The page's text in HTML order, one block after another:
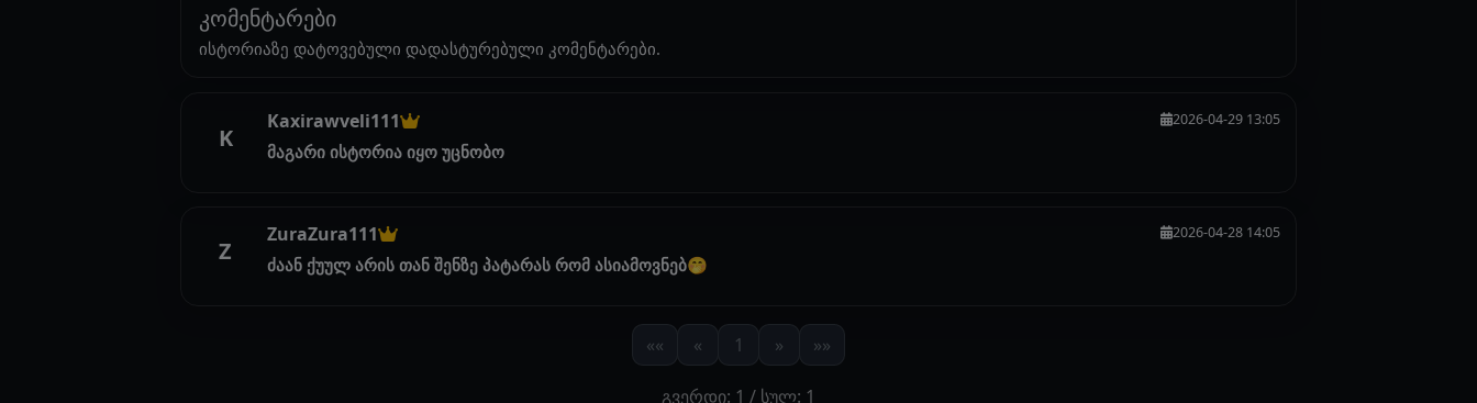
კომენტარები
ისტორიაზე დატოვებული დადასტურებული კომენტარები.
K
Kaxirawveli111 2026-04-29 13:05
მაგარი ისტორია იყო უცნობო
Z
ZuraZura111 2026-04-28 14:05
ძაან ქუულ არის თან შენზე პატარას რომ ასიამოვნებ🤭
«« « 1 » »»
გვერდი: 1 / სულ: 1